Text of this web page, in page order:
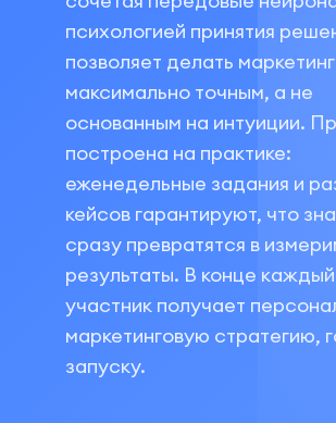
психологией принятия
позволяет делать маркетинг
максимально точным, а не
основанным на интуиции.
построена на практике:
еженедельные задания и
кейсов гарантируют, что
сразу превратятся в
результаты. В конце каждый
участник получает
маркетинговую стратегию,
запуску.